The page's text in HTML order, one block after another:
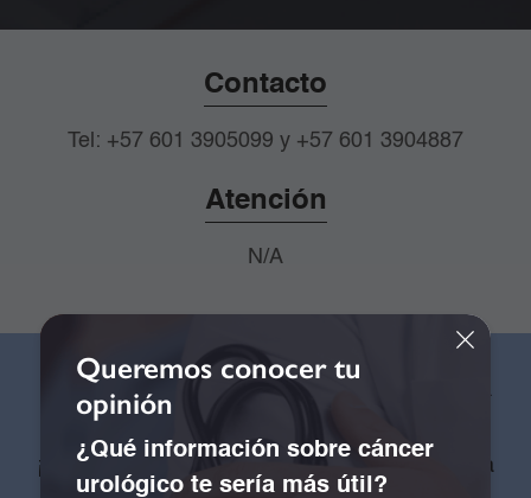
Contacto
Tel: +57 601 3905099 y +57 601 3904887
Atención
N/A
Califica tu experiencia en nuestra
¡Ayúdanos a mejorar para crear una experiencia
Queremos conocer tu
opinión
¿Qué información sobre cáncer
urológico te sería más útil?